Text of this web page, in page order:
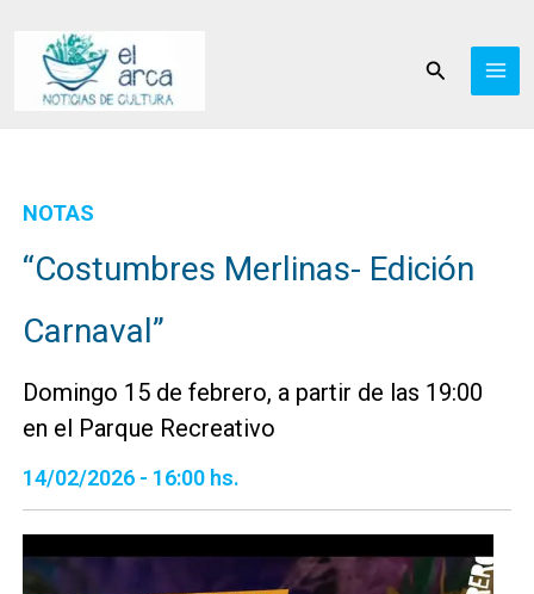
contenido
Buscar
NOTAS
“Costumbres Merlinas- Edición
Carnaval”
Domingo 15 de febrero, a partir de las 19:00
en el Parque Recreativo
14/02/2026 - 16:00 hs.